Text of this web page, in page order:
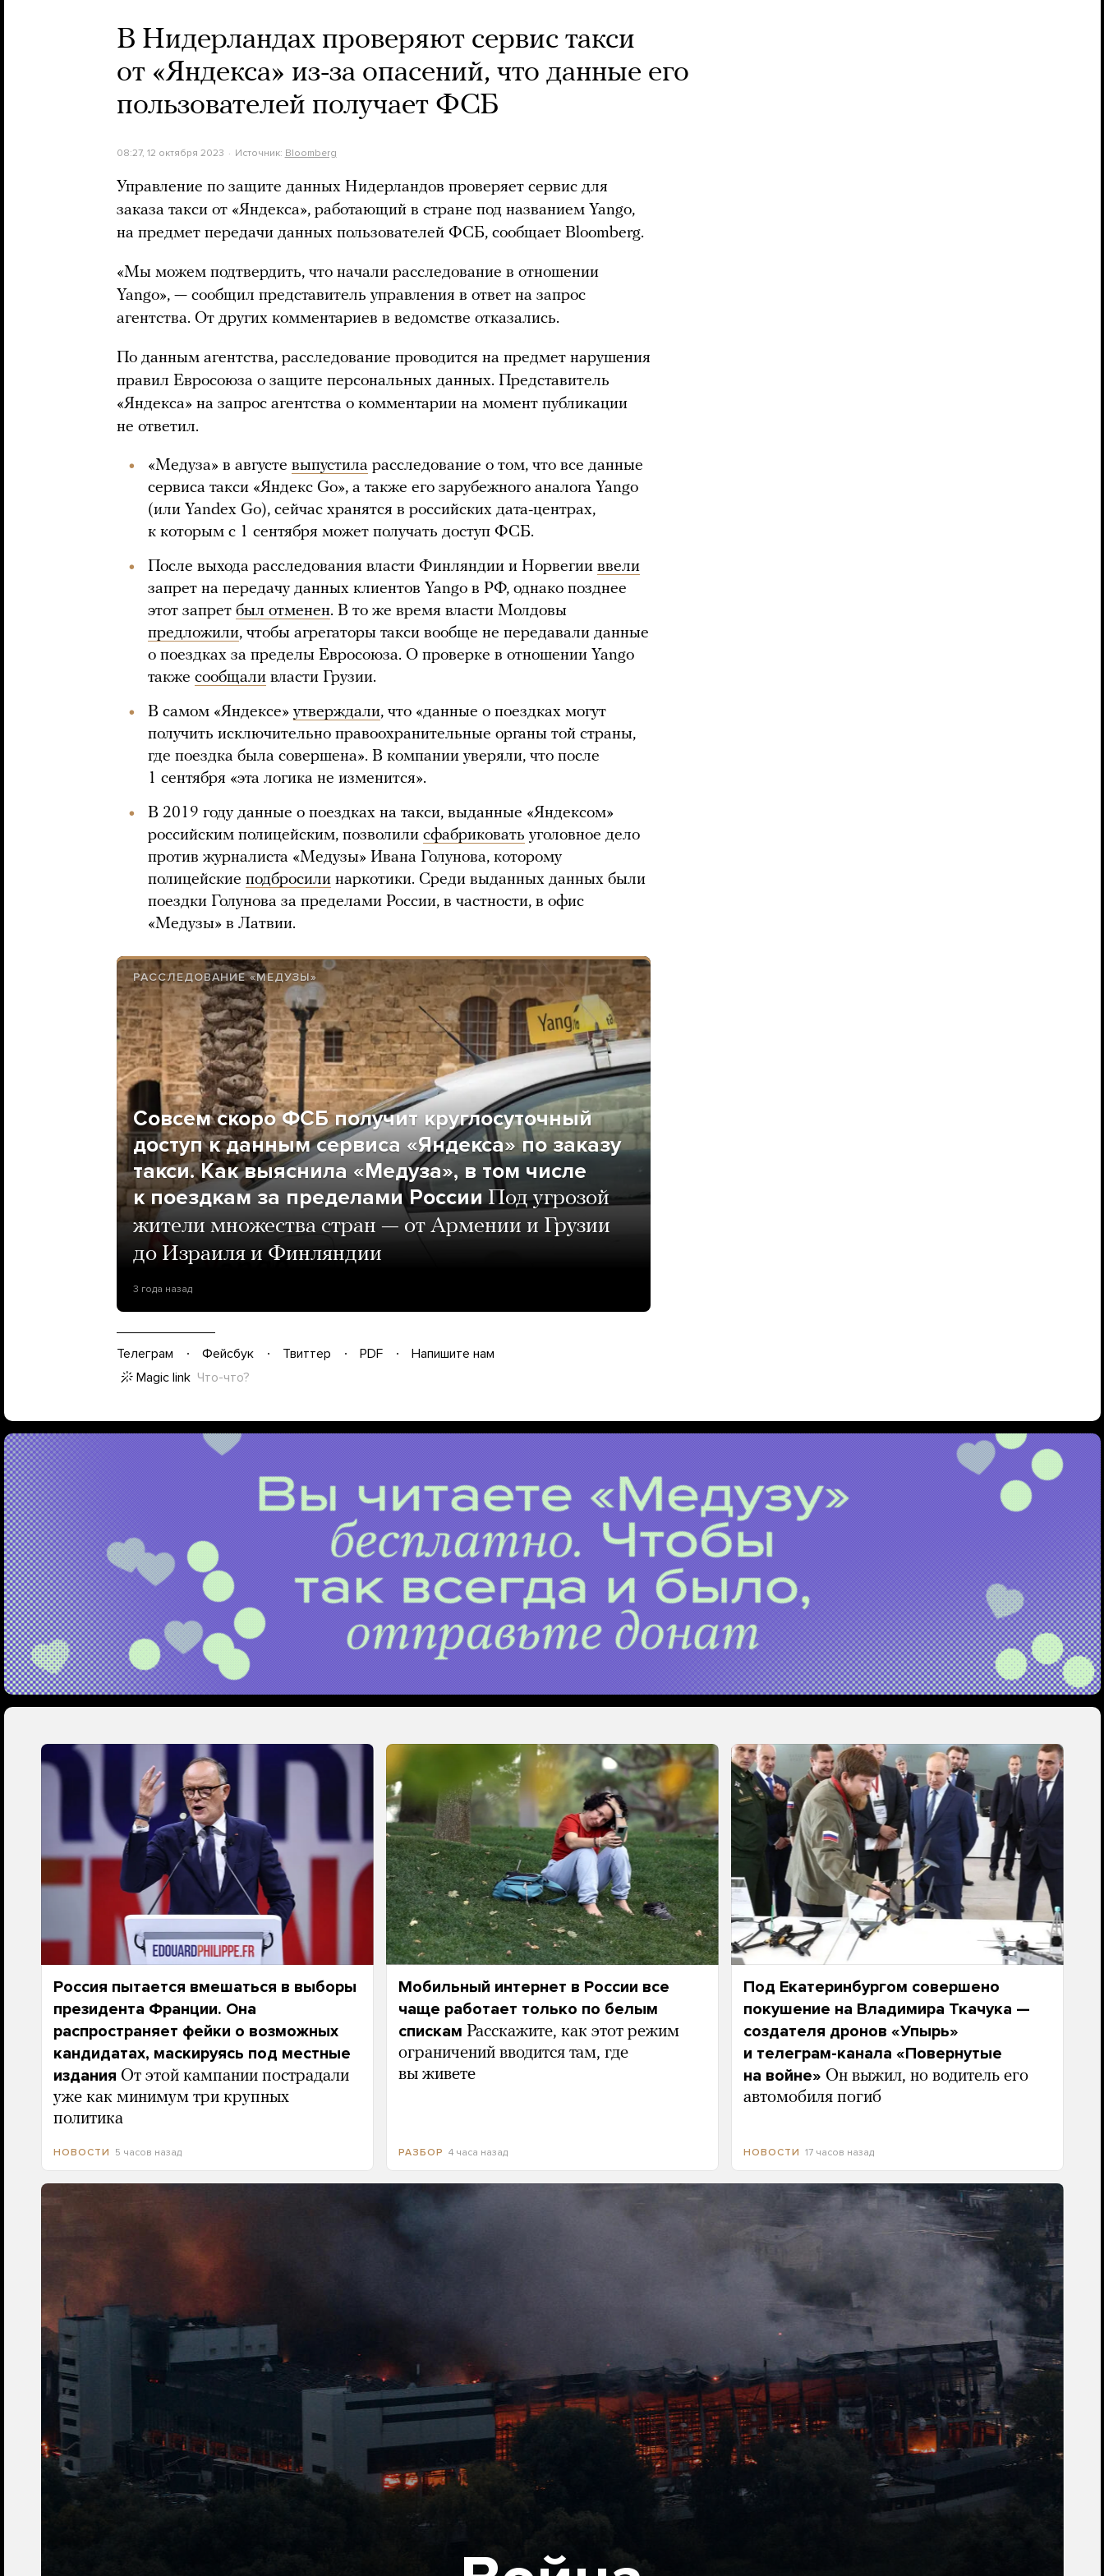
В Нидерландах проверяют сервис такси
от «Яндекса» из-за опасений, что данные его
пользователей получает ФСБ
08:27, 12 октября 2023 Источник: Bloomberg
Управление по защите данных Нидерландов проверяет сервис для
заказа такси от «Яндекса», работающий в стране под названием Yango,
на предмет передачи данных пользователей ФСБ, сообщает Bloomberg.
«Мы можем подтвердить, что начали расследование в отношении
Yango», — сообщил представитель управления в ответ на запрос
агентства. От других комментариев в ведомстве отказались.
По данным агентства, расследование проводится на предмет нарушения
правил Евросоюза о защите персональных данных. Представитель
«Яндекса» на запрос агентства о комментарии на момент публикации
не ответил.
«Медуза» в августе выпустила расследование о том, что все данные
сервиса такси «Яндекс Go», а также его зарубежного аналога Yango
(или Yandex Go), сейчас хранятся в российских дата-центрах,
к которым с 1 сентября может получать доступ ФСБ.
После выхода расследования власти Финляндии и Норвегии ввели
запрет на передачу данных клиентов Yango в РФ, однако позднее
этот запрет был отменен. В то же время власти Молдовы
предложили, чтобы агрегаторы такси вообще не передавали данные
о поездках за пределы Евросоюза. О проверке в отношении Yango
также сообщали власти Грузии.
В самом «Яндексе» утверждали, что «данные о поездках могут
получить исключительно правоохранительные органы той страны,
где поездка была совершена». В компании уверяли, что после
1 сентября «эта логика не изменится».
В 2019 году данные о поездках на такси, выданные «Яндексом»
российским полицейским, позволили сфабриковать уголовное дело
против журналиста «Медузы» Ивана Голунова, которому
полицейские подбросили наркотики. Среди выданных данных были
поездки Голунова за пределами России, в частности, в офис
«Медузы» в Латвии.
РАССЛЕДОВАНИЕ «МЕДУЗЫ»
Совсем скоро ФСБ получит круглосуточный
доступ к данным сервиса «Яндекса» по заказу
такси. Как выяснила «Медуза», в том числе
к поездкам за пределами России Под угрозой
жители множества стран — от Армении и Грузии
до Израиля и Финляндии
3 года назад
Телеграм Фейсбук Твиттер PDF
Напишите нам
Magic link Что-что?
Россия пытается вмешаться в выборы
президента Франции. Она
распространяет фейки о возможных
кандидатах, маскируясь под местные
издания От этой кампании пострадали
уже как минимум три крупных
политика
НОВОСТИ 5 часов назад
Мобильный интернет в России все
чаще работает только по белым
спискам Расскажите, как этот режим
ограничений вводится там, где
вы живете
РАЗБОР 4 часа назад
Под Екатеринбургом совершено
покушение на Владимира Ткачука —
создателя дронов «Упырь»
и телеграм-канала «Повернутые
на войне» Он выжил, но водитель его
автомобиля погиб
НОВОСТИ 17 часов назад